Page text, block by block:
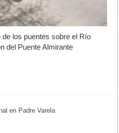
los puentes sobre el Río
del Puente Almirante
en Padre Varela